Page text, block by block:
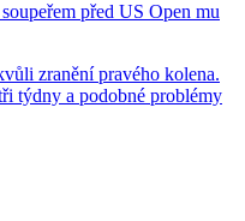
před US Open mu
zranění pravého kolena.
týdny a podobné problémy